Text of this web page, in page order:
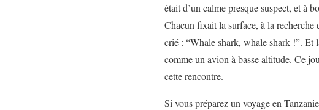
était d’un calme presque suspect, et à
Chacun fixait la surface, à la recherche
crié : “Whale shark, whale shark !”. Et
comme un avion à basse altitude. Ce
cette rencontre.
Si vous préparez un voyage en